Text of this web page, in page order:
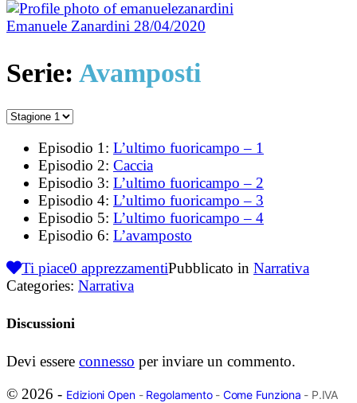
Emanuele Zanardini 28/04/2020
Serie: Avamposti
Episodio 1: L’ultimo fuoricampo – 1
Episodio 2: Caccia
Episodio 3: L’ultimo fuoricampo – 2
Episodio 4: L’ultimo fuoricampo – 3
Episodio 5: L’ultimo fuoricampo – 4
Episodio 6: L’avamposto
Ti piace0 apprezzamentiPubblicato in Narrativa
Categories: Narrativa
Discussioni
Devi essere connesso per inviare un commento.
© 2026 - Edizioni Open- Regolamento- Come Funziona - P.IVA